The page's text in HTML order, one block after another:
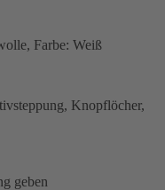
Farbe: Weiß
Knopflöcher,
geben